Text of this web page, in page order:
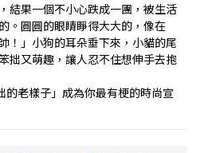
結果一個不小心跌成一團，被生活
。圓圓的眼睛睜得大大的，像在
！」小狗的耳朵垂下來，小貓的尾
拙又萌趣，讓人忍不住想伸手去抱
老樣子」成為你最有梗的時尚宣